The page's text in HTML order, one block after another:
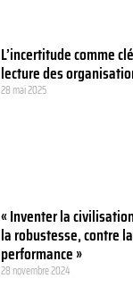
L’incertitude comme
lecture des
28 mai 2025
« Inventer la
la robustesse, contre la
performance »
28 novembre 2024